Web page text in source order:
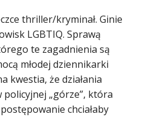
thriller/kryminał. Ginie
LGBTIQ. Sprawą
te zagadnienia są
młodej dziennikarki
kwestia, że działania
„górze”, która
chciałaby